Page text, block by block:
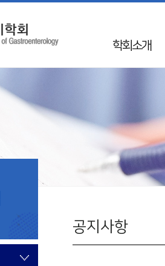
학회소개
Mission & Vision
학회연혁
50년사
임원진
국제교류
회칙
공지사항